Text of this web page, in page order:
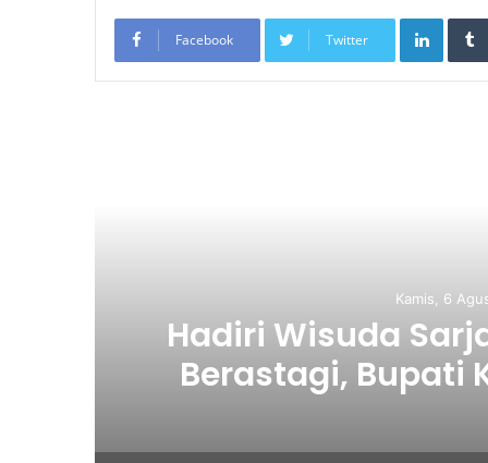
Facebook Twitter
LinkedIn
Kamis, 6
Hari Anak
Serdang